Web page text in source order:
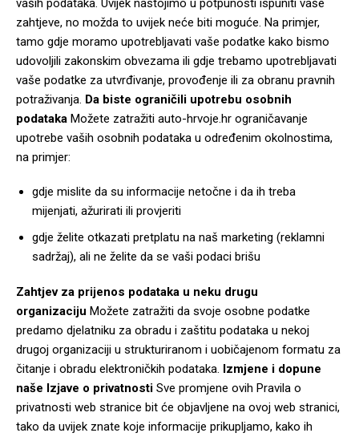
zahtjeve, no možda to uvijek neće biti moguće. Na primjer,
tamo gdje moramo upotrebljavati vaše podatke kako bismo
udovoljili zakonskim obvezama ili gdje trebamo upotrebljavati
vaše podatke za utvrđivanje, provođenje ili za obranu pravnih
potraživanja. Da biste ograničili upotrebu osobnih
podataka Možete zatražiti auto-hrvoje.hr ograničavanje
upotrebe vaših osobnih podataka u određenim okolnostima,
na primjer:
gdje mislite da su informacije netočne i da ih treba
mijenjati, ažurirati ili provjeriti
gdje želite otkazati pretplatu na naš marketing (reklamni
sadržaj), ali ne želite da se vaši podaci brišu
Zahtjev za prijenos podataka u neku drugu
organizaciju Možete zatražiti da svoje osobne podatke
predamo djelatniku za obradu i zaštitu podataka u nekoj
drugoj organizaciji u strukturiranom i uobičajenom formatu za
čitanje i obradu elektroničkih podataka. Izmjene i dopune
naše Izjave o privatnosti Sve promjene ovih Pravila o
privatnosti web stranice bit će objavljene na ovoj web stranici,
tako da uvijek znate koje informacije prikupljamo, kako ih